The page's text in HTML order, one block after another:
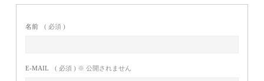
名前 ( 必須 )
E-MAIL ( 必須 ) ※ 公開されません